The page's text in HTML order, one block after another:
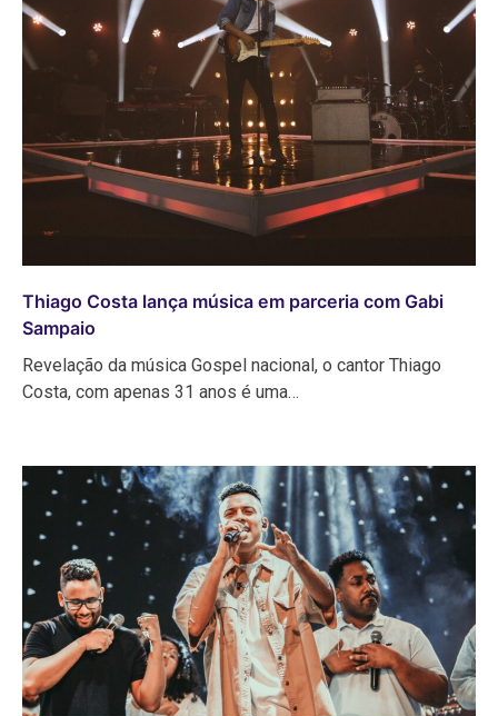
Thiago Costa lança música em parceria com Gabi
Sampaio
Revelação da música Gospel nacional, o cantor Thiago
Costa, com apenas 31 anos é uma…